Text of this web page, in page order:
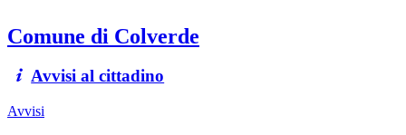
Comune di Colverde
Avvisi al cittadino
Avvisi